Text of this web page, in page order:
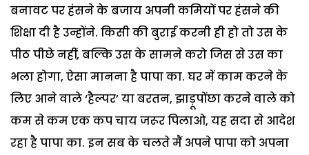
बनावट पर हंसने के बजाय अपनी कमियों पर हंसने की
शिक्षा दी है उन्होंने. किसी की बुराई करनी ही हो तो उस के
पीठ पीछे नहीं, बल्कि उस के सामने करो जिस से उस का
भला होगा, ऐसा मानना है पापा का. घर में काम करने के
लिए आने वाले ‘हैल्पर’ या बरतन, झाड़ूपोंछा करने वाले को
कम से कम एक कप चाय जरूर पिलाओ, यह सदा से आदेश
रहा है पापा का. इन सब के चलते मैं अपने पापा को अपना